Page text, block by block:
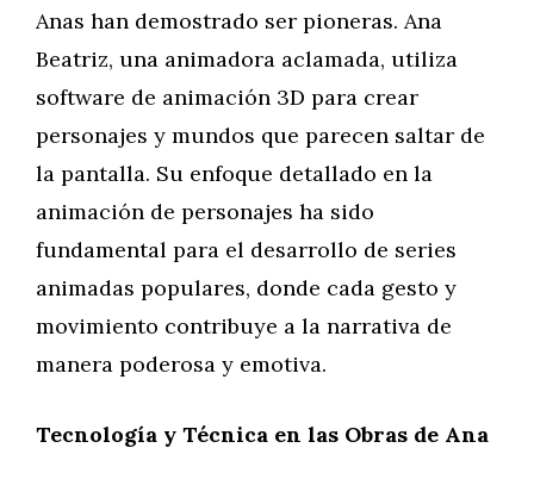
Anas han demostrado ser pioneras. Ana
Beatriz, una animadora aclamada, utiliza
software de animación 3D para crear
personajes y mundos que parecen saltar de
la pantalla. Su enfoque detallado en la
animación de personajes ha sido
fundamental para el desarrollo de series
animadas populares, donde cada gesto y
movimiento contribuye a la narrativa de
manera poderosa y emotiva.
Tecnología y Técnica en las Obras de Ana